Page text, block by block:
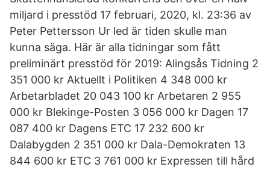
miljard i presstöd 17 februari, 2020, kl. 23:36 av
Peter Pettersson Ur led är tiden skulle man
kunna säga. Här är alla tidningar som fått
preliminärt presstöd för 2019: Alingsås Tidning 2
351 000 kr Aktuellt i Politiken 4 348 000 kr
Arbetarbladet 20 043 100 kr Arbetaren 2 955
000 kr Blekinge-Posten 3 056 000 kr Dagen 17
087 400 kr Dagens ETC 17 232 600 kr
Dalabygden 2 351 000 kr Dala-Demokraten 13
844 600 kr ETC 3 761 000 kr Expressen till hård